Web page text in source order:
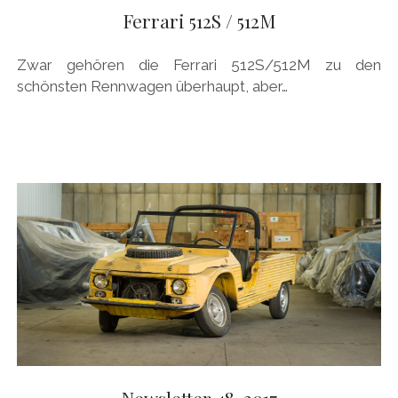
CARROSSIERS
EXOTEN
FERRARI
FIAT/ABARTH
FOOD
FORD
FRANZOSEN
GENERAL MOTORS
DEUTSCH
Menü
DEUTSCH
ENGLISH
facebook
instagram
pinterest
Ferrari 512S / 512M
Zwar gehören die Ferrari 512S/512M zu den
schönsten Rennwagen überhaupt, aber…